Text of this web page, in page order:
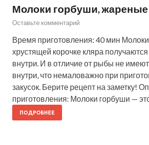
Молоки горбуши, жареные
Оставьте комментарий
Время приготовления: 40 мин
хрустящей корочке кляра
внутри. И в отличие от рыбы не имеют
внутри, что немаловажно при
закусок. Берите рецепт на заметку!
приготовления: Молоки горбуши —
ПОДРОБНЕЕ